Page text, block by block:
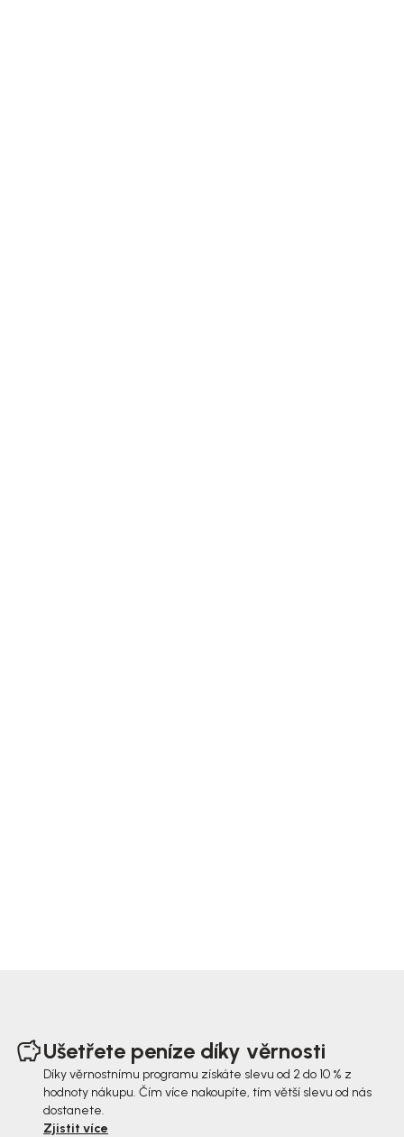
Ušetřete peníze díky věrnosti
Díky věrnostnímu programu získáte slevu od 2 do 10 % z
hodnoty nákupu. Čím více nakoupíte, tím větší slevu od nás
dostanete.
Zjistit více